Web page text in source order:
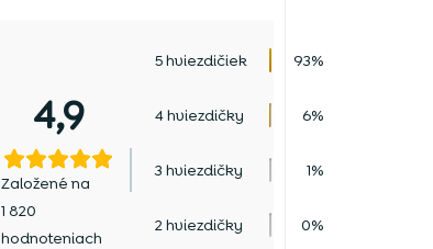
4,9
Založené na
1 820
hodnoteniach
5 hviezdičiek 93%
4 hviezdičky 6%
3 hviezdičky 1%
2 hviezdičky 0%